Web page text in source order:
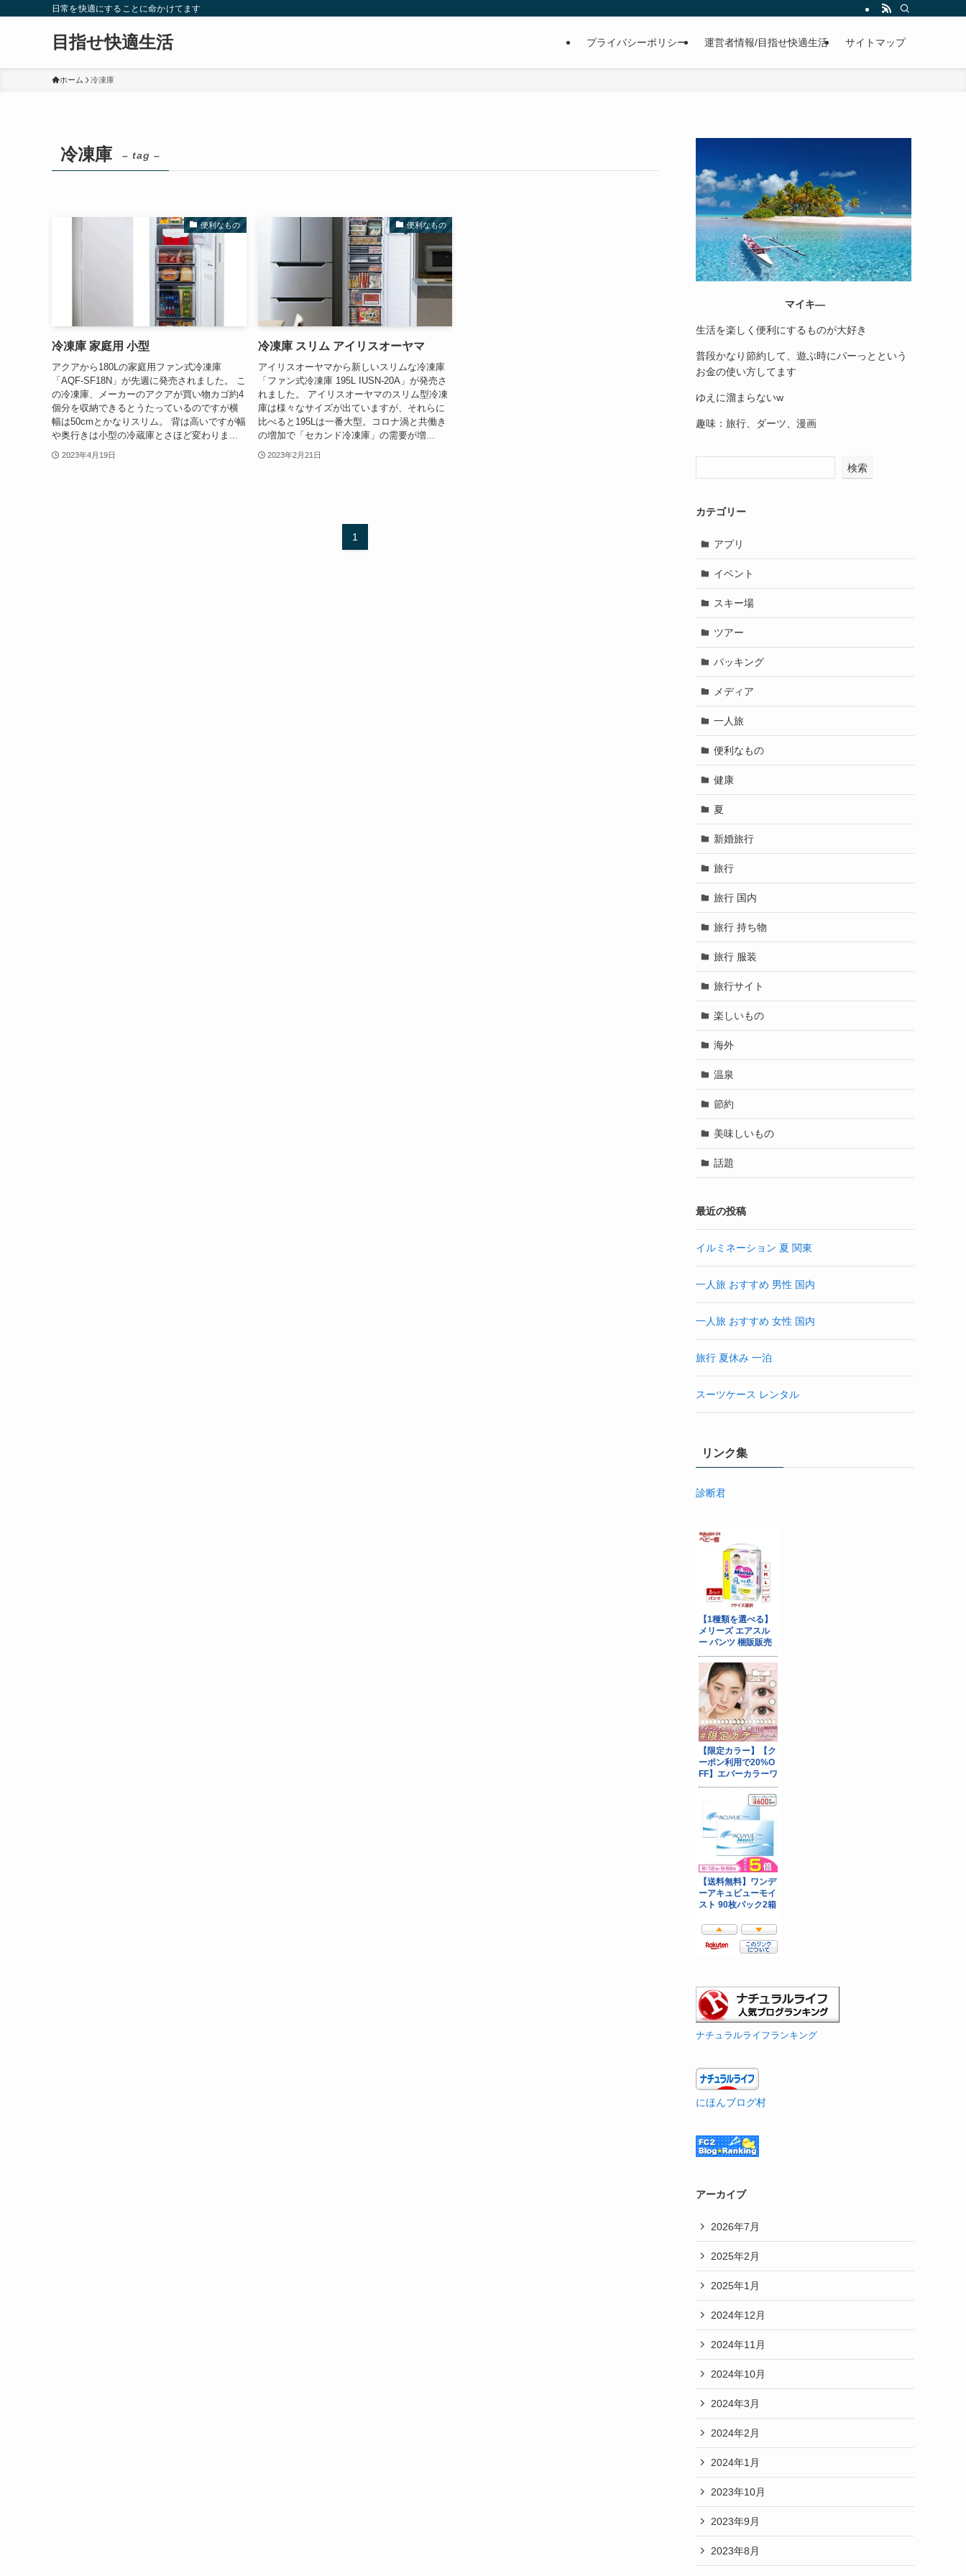
日常を快適にすることに命かけてます
目指せ快適生活 プライバシーポリシー 運営者情報/目指せ快適生活 サイトマップ
ホーム 冷凍庫
冷凍庫 – tag –
便利なもの
冷凍庫 家庭用 小型
アクアから180Lの家庭用ファン式冷凍庫
「AQF-SF18N」が先週に発売されました。 こ
の冷凍庫、メーカーのアクアが買い物カゴ約4
個分を収納できるとうたっているのですが横
幅は50cmとかなりスリム。 背は高いですが幅
や奥行きは小型の冷蔵庫とさほど変わりま...
2023年4月19日
便利なもの
冷凍庫 スリム アイリスオーヤマ
アイリスオーヤマから新しいスリムな冷凍庫
「ファン式冷凍庫 195L IUSN-20A」が発売さ
れました。 アイリスオーヤマのスリム型冷凍
庫は様々なサイズが出ていますが、それらに
比べると195Lは一番大型。コロナ渦と共働き
の増加で「セカンド冷凍庫」の需要が増...
2023年2月21日
1
マイキ―
生活を楽しく便利にするものが大好き
普段かなり節約して、遊ぶ時にパーっとという
お金の使い方してます
ゆえに溜まらないw
趣味：旅行、ダーツ、漫画
検索
カテゴリー
アプリ
イベント
スキー場
ツアー
パッキング
メディア
一人旅
便利なもの
健康
夏
新婚旅行
旅行
旅行 国内
旅行 持ち物
旅行 服装
旅行サイト
楽しいもの
海外
温泉
節約
美味しいもの
話題
最近の投稿
イルミネーション 夏 関東
一人旅 おすすめ 男性 国内
一人旅 おすすめ 女性 国内
旅行 夏休み 一泊
スーツケース レンタル
リンク集
診断君
ナチュラルライフランキング
にほんブログ村
アーカイブ
2026年7月
2025年2月
2025年1月
2024年12月
2024年11月
2024年10月
2024年3月
2024年2月
2024年1月
2023年10月
2023年9月
2023年8月